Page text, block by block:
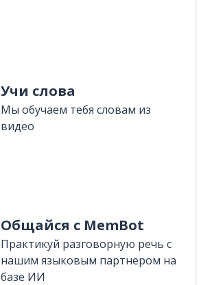
Учи слова
Мы обучаем тебя словам из
видео
Общайся с MemBot
Практикуй разговорную речь с
нашим языковым партнером на
базе ИИ